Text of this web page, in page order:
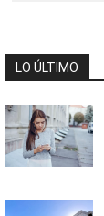
LO ÚLTIMO